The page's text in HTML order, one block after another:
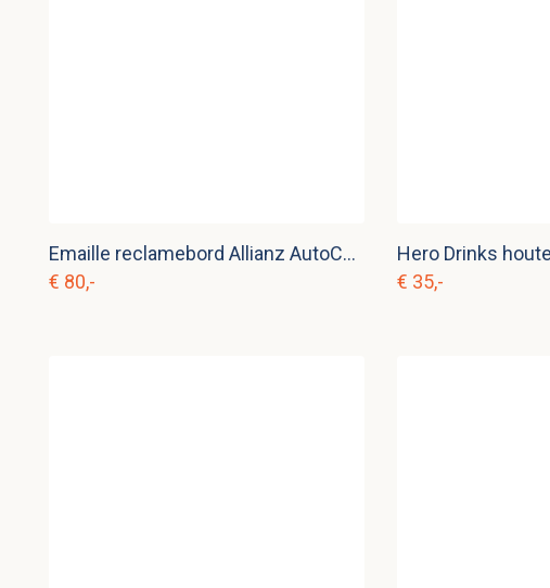
Emaille reclamebord Allianz AutoCard c. r 20
€ 80,-
Hero Drinks
€ 35,-